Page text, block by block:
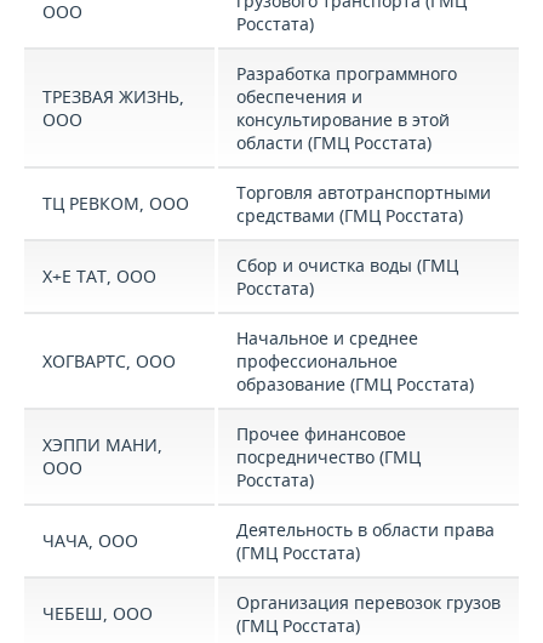
ООО
Росстата)
ТРЕЗВАЯ ЖИЗНЬ,
ООО
Разработка программного
обеспечения и
консультирование в этой
области (ГМЦ Росстата)
ТЦ РЕВКОМ, ООО
Торговля автотранспортными
средствами (ГМЦ Росстата)
Х+Е ТАТ, ООО
Сбор и очистка воды (ГМЦ
Росстата)
ХОГВАРТС, ООО
Начальное и среднее
профессиональное
образование (ГМЦ Росстата)
ХЭППИ МАНИ,
ООО
Прочее финансовое
посредничество (ГМЦ
Росстата)
ЧАЧА, ООО
Деятельность в области права
(ГМЦ Росстата)
ЧЕБЕШ, ООО
Организация перевозок грузов
(ГМЦ Росстата)